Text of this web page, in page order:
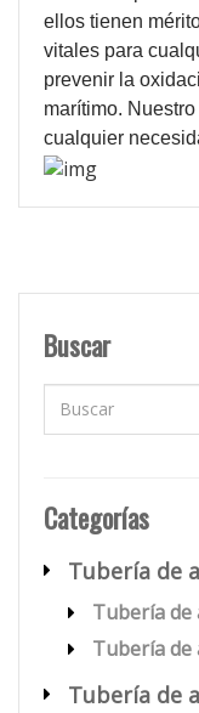
ellos tienen
vitales para
prevenir la
marítimo.
cualquier
Buscar
Categorías
Tubería de
Tubería de
Tubería de
Tubería de